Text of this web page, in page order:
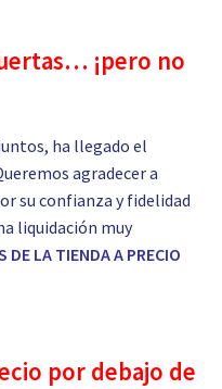
¡pero no
ha llegado el
agradecer a
su confianza y fidelidad
liquidación muy
LA TIENDA A PRECIO
por debajo de